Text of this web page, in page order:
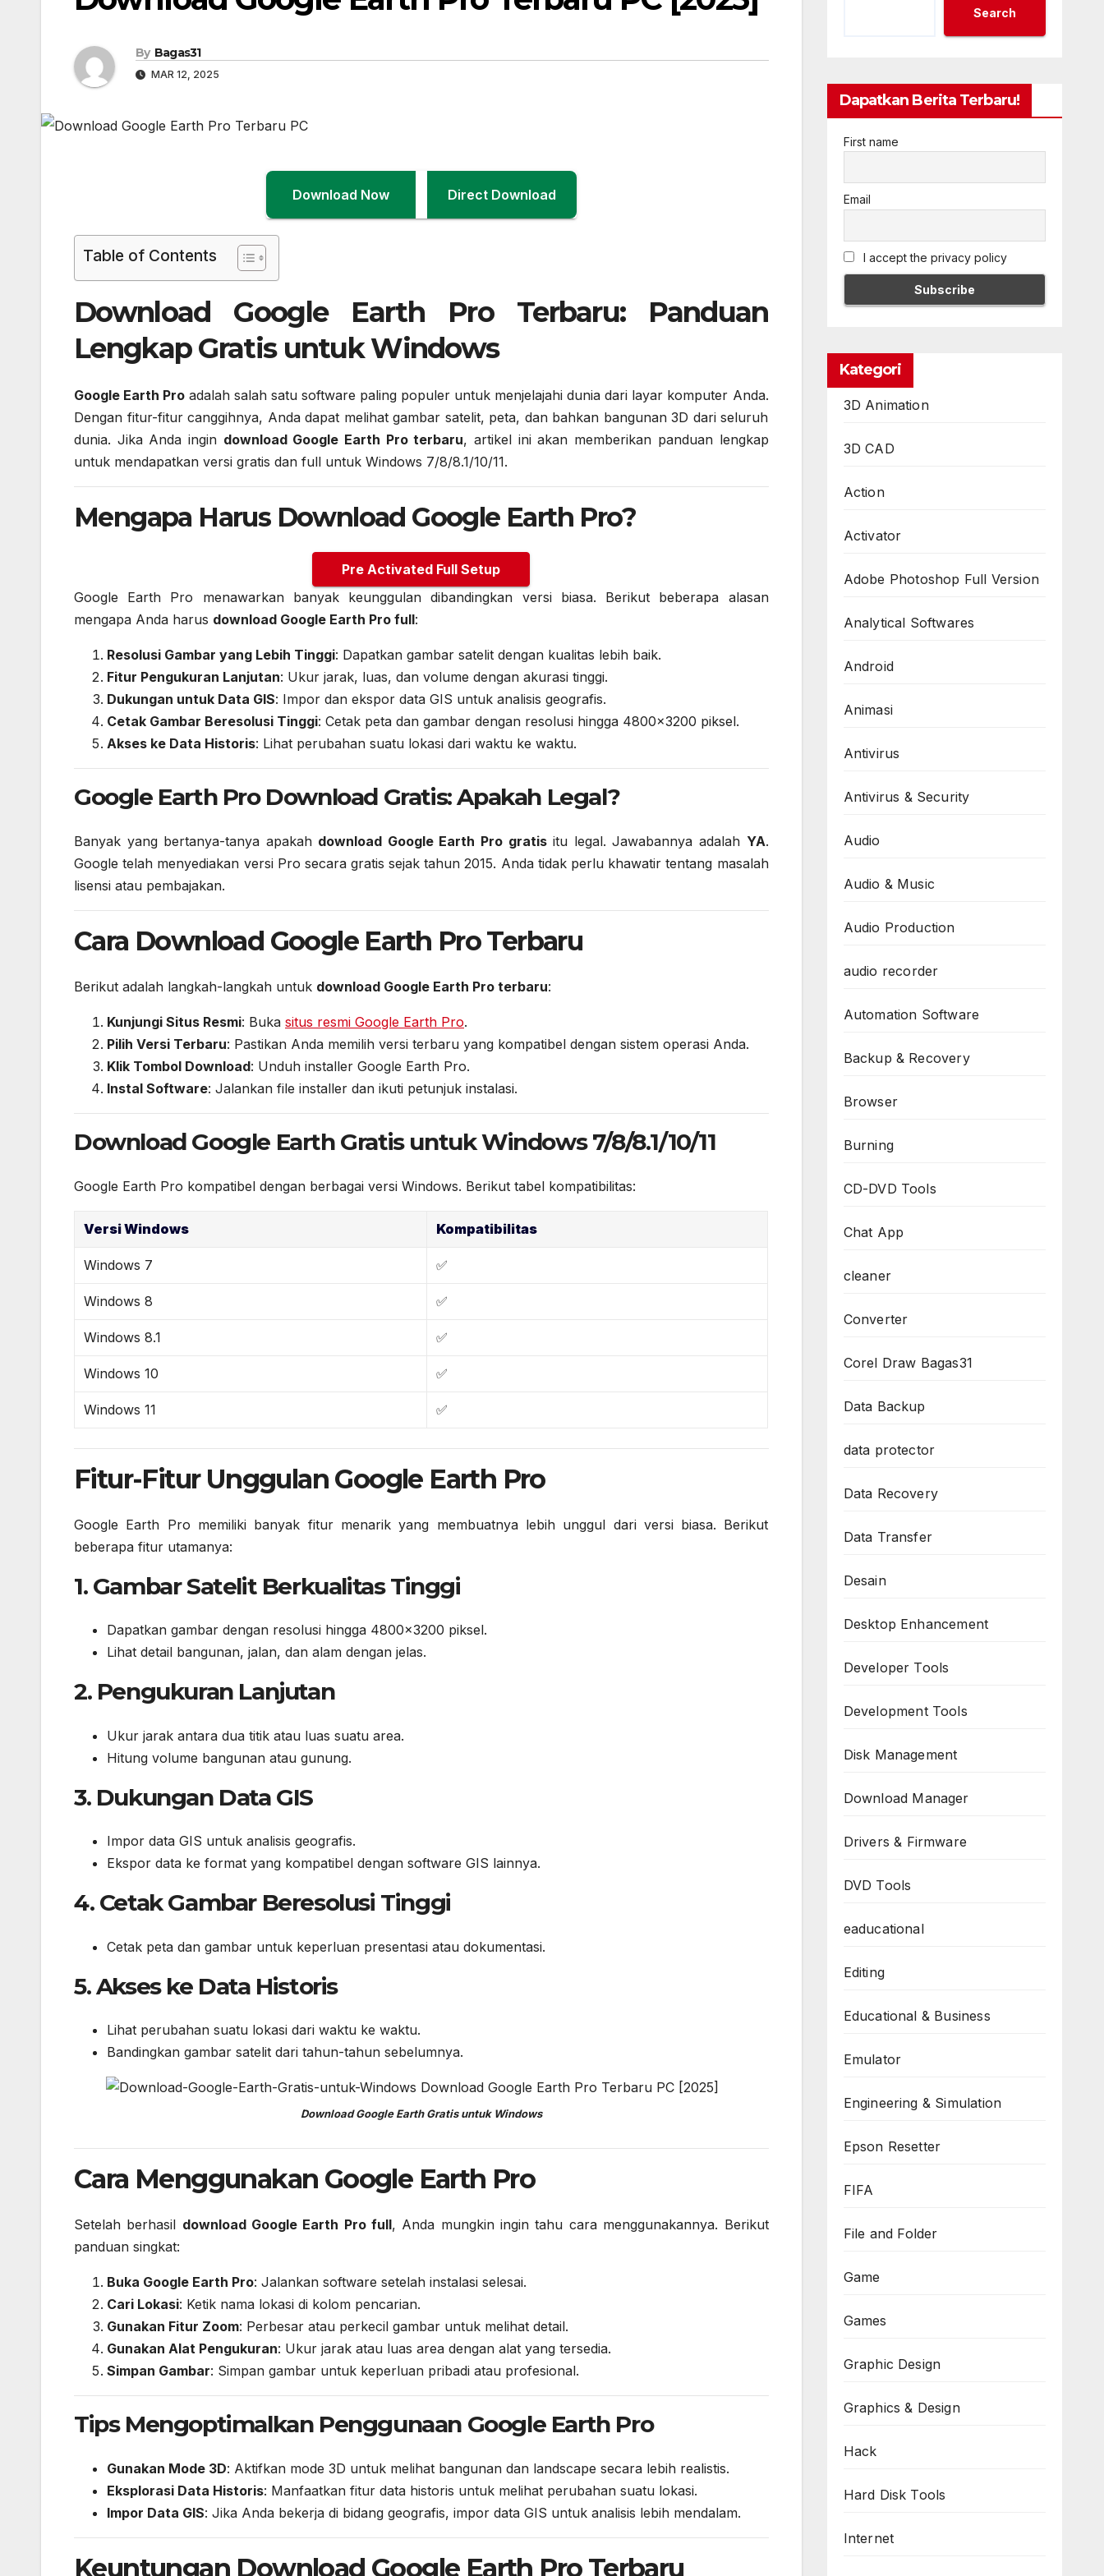
By Bagas31
MAR 12, 2025
Download Now Direct Download
Table of Contents
Download Google Earth Pro Terbaru: Panduan
Lengkap Gratis untuk Windows
Google Earth Pro adalah salah satu software paling populer untuk menjelajahi dunia dari layar komputer Anda.
Dengan fitur-fitur canggihnya, Anda dapat melihat gambar satelit, peta, dan bahkan bangunan 3D dari seluruh
dunia. Jika Anda ingin download Google Earth Pro terbaru, artikel ini akan memberikan panduan lengkap
untuk mendapatkan versi gratis dan full untuk Windows 7/8/8.1/10/11.
Mengapa Harus Download Google Earth Pro?
Pre Activated Full Setup
Google Earth Pro menawarkan banyak keunggulan dibandingkan versi biasa. Berikut beberapa alasan
mengapa Anda harus download Google Earth Pro full:
Resolusi Gambar yang Lebih Tinggi: Dapatkan gambar satelit dengan kualitas lebih baik.
Fitur Pengukuran Lanjutan: Ukur jarak, luas, dan volume dengan akurasi tinggi.
Dukungan untuk Data GIS: Impor dan ekspor data GIS untuk analisis geografis.
Cetak Gambar Beresolusi Tinggi: Cetak peta dan gambar dengan resolusi hingga 4800×3200 piksel.
Akses ke Data Historis: Lihat perubahan suatu lokasi dari waktu ke waktu.
Google Earth Pro Download Gratis: Apakah Legal?
Banyak yang bertanya-tanya apakah download Google Earth Pro gratisitu legal. Jawabannya adalah YA.
Google telah menyediakan versi Pro secara gratis sejak tahun 2015. Anda tidak perlu khawatir tentang masalah
lisensi atau pembajakan.
Cara Download Google Earth Pro Terbaru
Berikut adalah langkah-langkah untuk download Google Earth Pro terbaru:
Kunjungi Situs Resmi: Buka situs resmi Google Earth Pro.
Pilih Versi Terbaru: Pastikan Anda memilih versi terbaru yang kompatibel dengan sistem operasi Anda.
Klik Tombol Download: Unduh installer Google Earth Pro.
Instal Software: Jalankan file installer dan ikuti petunjuk instalasi.
Download Google Earth Gratis untuk Windows 7/8/8.1/10/11
Google Earth Pro kompatibel dengan berbagai versi Windows. Berikut tabel kompatibilitas:
Versi Windows Kompatibilitas
Windows 7 ✅
Windows 8 ✅
Windows 8.1 ✅
Windows 10 ✅
Windows 11 ✅
Fitur-Fitur Unggulan Google Earth Pro
Google Earth Pro memiliki banyak fitur menarik yang membuatnya lebih unggul dari versi biasa. Berikut
beberapa fitur utamanya:
1. Gambar Satelit Berkualitas Tinggi
Dapatkan gambar dengan resolusi hingga 4800×3200 piksel.
Lihat detail bangunan, jalan, dan alam dengan jelas.
2. Pengukuran Lanjutan
Ukur jarak antara dua titik atau luas suatu area.
Hitung volume bangunan atau gunung.
3. Dukungan Data GIS
Impor data GIS untuk analisis geografis.
Ekspor data ke format yang kompatibel dengan software GIS lainnya.
4. Cetak Gambar Beresolusi Tinggi
Cetak peta dan gambar untuk keperluan presentasi atau dokumentasi.
5.Akses ke Data Historis
Lihat perubahan suatu lokasi dari waktu ke waktu.
Bandingkan gambar satelit dari tahun-tahun sebelumnya.
Download Google Earth Gratis untuk Windows
Cara Menggunakan Google Earth Pro
Setelah berhasil download Google Earth Pro full, Anda mungkin ingin tahu cara menggunakannya. Berikut
panduan singkat:
Buka Google Earth Pro: Jalankan software setelah instalasi selesai.
Cari Lokasi: Ketik nama lokasi di kolom pencarian.
Gunakan Fitur Zoom: Perbesar atau perkecil gambar untuk melihat detail.
Gunakan Alat Pengukuran: Ukur jarak atau luas area dengan alat yang tersedia.
Simpan Gambar: Simpan gambar untuk keperluan pribadi atau profesional.
Tips Mengoptimalkan Penggunaan Google Earth Pro
Gunakan Mode 3D: Aktifkan mode 3D untuk melihat bangunan dan landscape secara lebih realistis.
Eksplorasi Data Historis: Manfaatkan fitur data historis untuk melihat perubahan suatu lokasi.
Impor Data GIS: Jika Anda bekerja di bidang geografis, impor data GIS untuk analisis lebih mendalam.
Keuntungan Download Google Earth Pro Terbaru
Search
Dapatkan Berita Terbaru!
First name
Email
I accept the privacy policy
Kategori
3D Animation
3D CAD
Action
Activator
Adobe Photoshop Full Version
Analytical Softwares
Android
Animasi
Antivirus
Antivirus & Security
Audio
Audio & Music
Audio Production
audio recorder
Automation Software
Backup & Recovery
Browser
Burning
CD-DVD Tools
Chat App
cleaner
Converter
Corel Draw Bagas31
Data Backup
data protector
Data Recovery
Data Transfer
Desain
Desktop Enhancement
Developer Tools
Development Tools
Disk Management
Download Manager
Drivers & Firmware
DVD Tools
eaducational
Editing
Educational & Business
Emulator
Engineering & Simulation
Epson Resetter
FIFA
File and Folder
Game
Games
Graphic Design
Graphics & Design
Hack
Hard Disk Tools
Internet